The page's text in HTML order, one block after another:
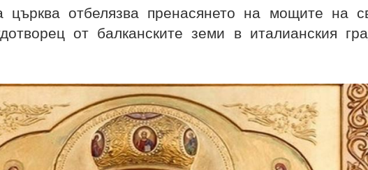
отбелязва пренасянето на мощите на
от балканските земи в италианския